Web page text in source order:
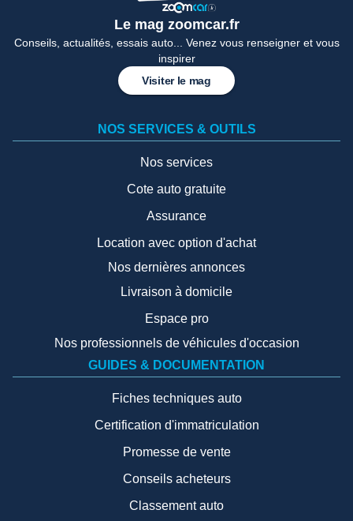
Le mag zoomcar.fr
Conseils, actualités, essais auto... Venez vous renseigner et vous
inspirer
Visiter le mag
NOS SERVICES & OUTILS
Nos services
Cote auto gratuite
Assurance
Location avec option d'achat
Nos dernières annonces
Livraison à domicile
Espace pro
Nos professionnels de véhicules d'occasion
GUIDES & DOCUMENTATION
Fiches techniques auto
Certification d'immatriculation
Promesse de vente
Conseils acheteurs
Classement auto